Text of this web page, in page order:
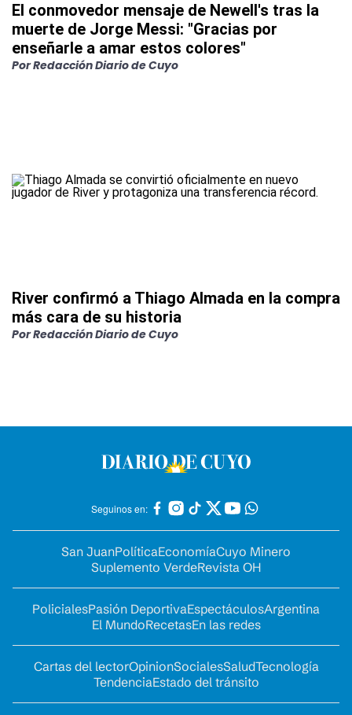
El conmovedor mensaje de Newell's tras la
muerte de Jorge Messi: "Gracias por
enseñarle a amar estos colores"
PorRedacción Diario de Cuyo
River confirmó a Thiago Almada en la compra
más cara de su historia
PorRedacción Diario de Cuyo
Seguinos en:
San JuanPolíticaEconomíaCuyo Minero
Suplemento VerdeRevista OH
PolicialesPasión DeportivaEspectáculosArgentina
El MundoRecetasEn las redes
Cartas del lectorOpinionSocialesSaludTecnología
TendenciaEstado del tránsito